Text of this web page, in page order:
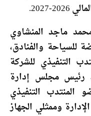
2027.
ماجد المنشاوي
للسياحة والفنادق،
التنفيذي للشركة
رئيس مجلس إدارة
المنتدب التنفيذي
وممثلي الجهاز